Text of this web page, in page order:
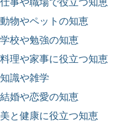
仕事や職場で役立つ知恵
動物やペットの知恵
学校や勉強の知恵
料理や家事に役立つ知恵
知識や雑学
結婚や恋愛の知恵
美と健康に役立つ知恵